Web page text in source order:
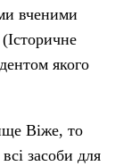
вченими
якого
Віже, то
засоби для